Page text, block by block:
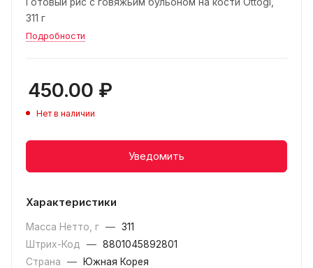
311 г
Подробности
450.00 ₽
Нет в наличии
Уведомить
Характеристики
Масса Нетто, г — 311
Штрих-Код
— 8801045892801
Страна
—
Южная Корея